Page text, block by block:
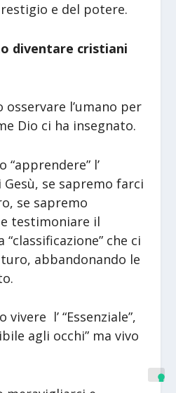
e del potere.
diventare cristiani
l’umano per
Dio ci ha insegnato.
l’
Gesù, se sapremo farci
se sapremo
e testimoniare il
che ci
abbandonando le
l’ “Essenziale”,
agli occhi” ma vivo